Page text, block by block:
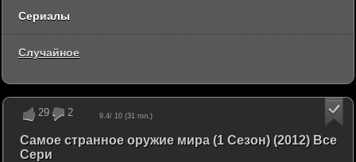
29 2 9.4/ 10 (31 гол.)
Самое странное оружие мира (1 Сезон) (2012) Все
Сери
Сериалы
Случайное